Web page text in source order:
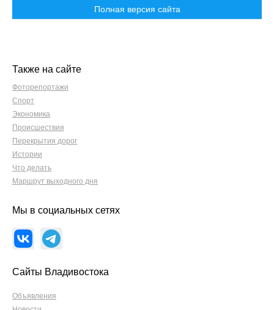
Полная версия сайта
Также на сайте
Фоторепортажи
Спорт
Экономика
Происшествия
Перекрытия дорог
Истории
Что делать
Маршрут выходного дня
Мы в социальных сетях
Сайты Владивостока
Объявления